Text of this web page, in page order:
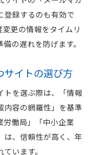
登録するのも有効で
更の情報をタイムリ
の遅れを防げます。
サイトの選び方
トを選ぶ際は、「情報
内容の網羅性」を基準
労働局」「中小企業
は、信頼性が高く、年
います。